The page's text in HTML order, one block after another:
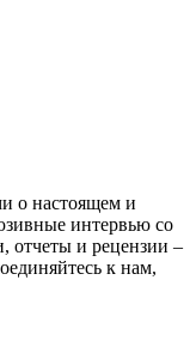
о настоящем и
интервью со
отчеты и рецензии –
к нам,